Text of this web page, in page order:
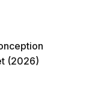
(2026)